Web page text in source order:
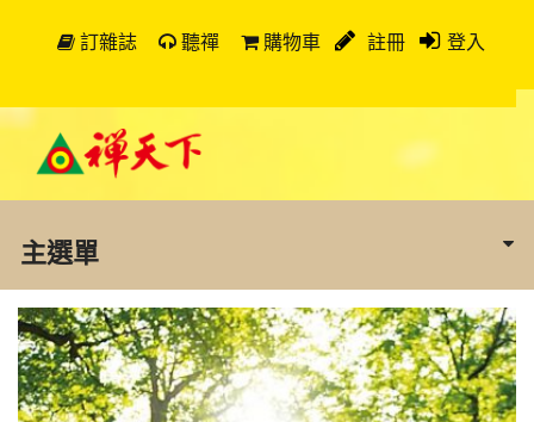
訂雜誌 聽禪 購物車 註冊 登入
主選單